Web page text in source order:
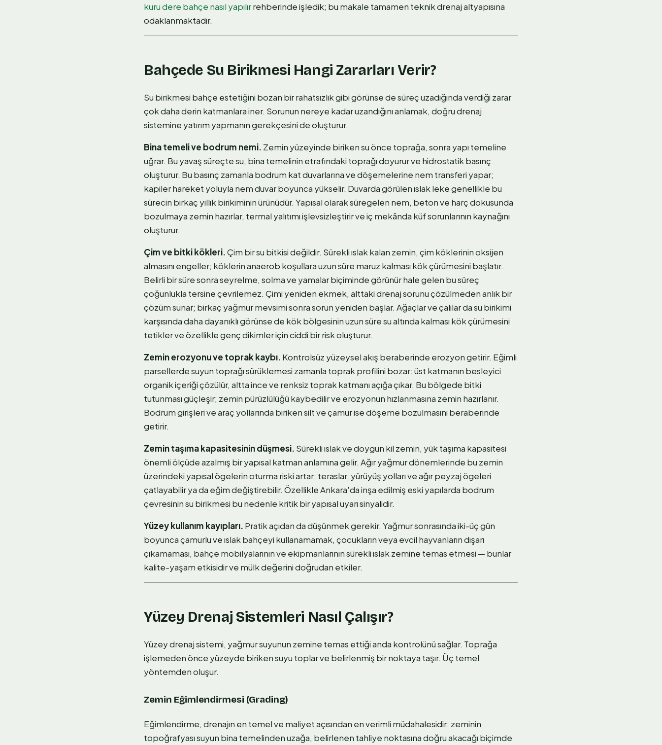
kuru dere bahçe nasıl yapılırrehberinde işledik; bu makale tamamen teknik drenaj altyapısına
odaklanmaktadır.
Bahçede Su Birikmesi Hangi Zararları Verir?
Su birikmesi bahçe estetiğini bozan bir rahatsızlık gibi görünse de süreç uzadığında verdiği zarar
çok daha derin katmanlara iner. Sorunun nereye kadar uzandığını anlamak, doğru drenaj
sistemine yatırım yapmanın gerekçesini de oluşturur.
Bina temeli ve bodrum nemi. Zemin yüzeyinde biriken su önce toprağa, sonra yapı temeline
uğrar. Bu yavaş süreçte su, bina temelinin etrafındaki toprağı doyurur ve hidrostatik basınç
oluşturur. Bu basınç zamanla bodrum kat duvarlarına ve döşemelerine nem transferi yapar;
kapiler hareket yoluyla nem duvar boyunca yükselir. Duvarda görülen ıslak leke genellikle bu
sürecin birkaç yıllık birikiminin ürünüdür. Yapısal olarak süregelen nem, beton ve harç dokusunda
bozulmaya zemin hazırlar, termal yalıtımı işlevsizleştirir ve iç mekânda küf sorunlarının kaynağını
oluşturur.
Çim ve bitki kökleri.Çim bir su bitkisi değildir. Sürekli ıslak kalan zemin, çim köklerinin oksijen
almasını engeller; köklerin anaerob koşullara uzun süre maruz kalması kök çürümesini başlatır.
Belirli bir süre sonra seyrelme, solma ve yamalar biçiminde görünür hale gelen bu süreç
çoğunlukla tersine çevrilemez. Çimi yeniden ekmek, alttaki drenaj sorunu çözülmeden anlık bir
çözüm sunar; birkaç yağmur mevsimi sonra sorun yeniden başlar. Ağaçlar ve çalılar da su birikimi
karşısında daha dayanıklı görünse de kök bölgesinin uzun süre su altında kalması kök çürümesini
tetikler ve özellikle genç dikimler için ciddi bir risk oluşturur.
Zemin erozyonu ve toprak kaybı. Kontrolsüz yüzeysel akış beraberinde erozyon getirir. Eğimli
parsellerde suyun toprağı sürüklemesi zamanla toprak profilini bozar: üst katmanın besleyici
organik içeriği çözülür, altta ince ve renksiz toprak katmanı açığa çıkar. Bu bölgede bitki
tutunması güçleşir; zemin pürüzlülüğü kaybedilir ve erozyonun hızlanmasına zemin hazırlanır.
Bodrum girişleri ve araç yollarında biriken silt ve çamur ise döşeme bozulmasını beraberinde
getirir.
Zemin taşıma kapasitesinin düşmesi. Sürekli ıslak ve doygun kil zemin, yük taşıma kapasitesi
önemli ölçüde azalmış bir yapısal katman anlamına gelir. Ağır yağmur dönemlerinde bu zemin
üzerindeki yapısal ögelerin oturma riski artar; teraslar, yürüyüş yolları ve ağır peyzaj ögeleri
çatlayabilir ya da eğim değiştirebilir. Özellikle Ankara'da inşa edilmiş eski yapılarda bodrum
çevresinin su birikmesi bu nedenle kritik bir yapısal uyarı sinyalidir.
Yüzey kullanım kayıpları. Pratik açıdan da düşünmek gerekir. Yağmur sonrasında iki-üç gün
boyunca çamurlu ve ıslak bahçeyi kullanamamak, çocukların veya evcil hayvanların dışarı
çıkamaması, bahçe mobilyalarının ve ekipmanlarının sürekli ıslak zemine temas etmesi — bunlar
kalite-yaşam etkisidir ve mülk değerini doğrudan etkiler.
Yüzey Drenaj Sistemleri Nasıl Çalışır?
Yüzey drenaj sistemi, yağmur suyunun zemine temas ettiği anda kontrolünü sağlar. Toprağa
işlemeden önce yüzeyde biriken suyu toplar ve belirlenmiş bir noktaya taşır. Üç temel
yöntemden oluşur.
Zemin Eğimlendirmesi (Grading)
Eğimlendirme, drenajın en temel ve maliyet açısından en verimli müdahalesidir: zeminin
topoğrafyası suyun bina temelinden uzağa, belirlenen tahliye noktasına doğru akacağı biçimde